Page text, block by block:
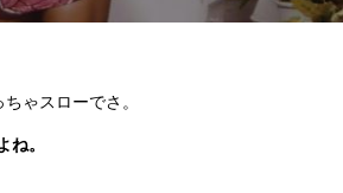
ゃスローでさ。
。